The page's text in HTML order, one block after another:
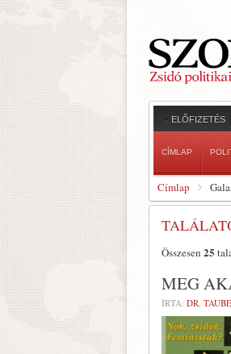
ELŐFIZETÉS
CÍMLAP
Címlap
Összesen 25
MEG
ÍRTA: DR.